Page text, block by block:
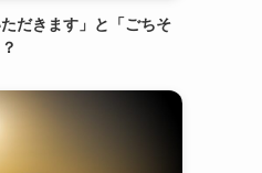
だきます」と「ごちそ